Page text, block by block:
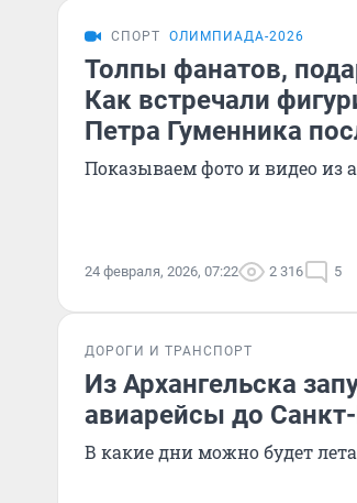
СПОРТ ОЛИМПИАДА-2026
Толпы фанатов,
Как встречали
Петра Гуменника
Показываем фото и видео из
24 февраля, 2026, 07:22 2 316 5
ДОРОГИ И ТРАНСПОРТ
Из Архангельска
авиарейсы до
В какие дни можно будет